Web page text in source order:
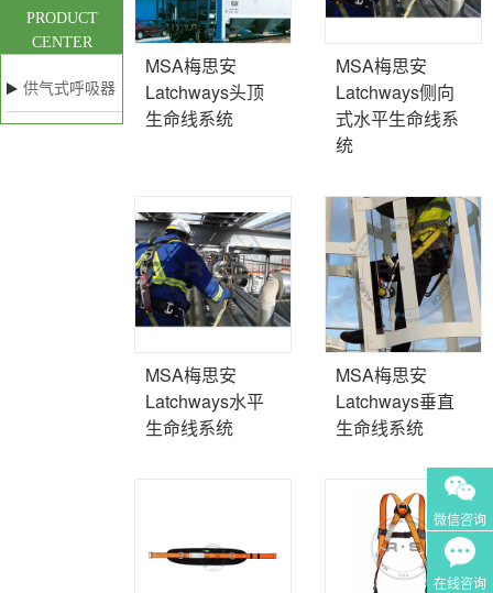
PRODUCT
CENTER
供气式呼吸器 便携式气体检测仪 坠落防护装备 MSA配
MSA梅思安
Latchways头顶
生命线系统
MSA梅思安
Latchways侧向
式水平生命线系
统
MSA梅思安
Latchways水平
生命线系统
MSA梅思安
Latchways垂直
生命线系统
微信咨询
在线咨询